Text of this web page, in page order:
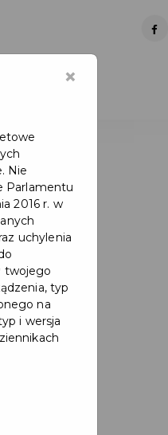
×
Nie
Parlamentu
2016 r. w
uchylenia
twojego
typ
na
i wersja